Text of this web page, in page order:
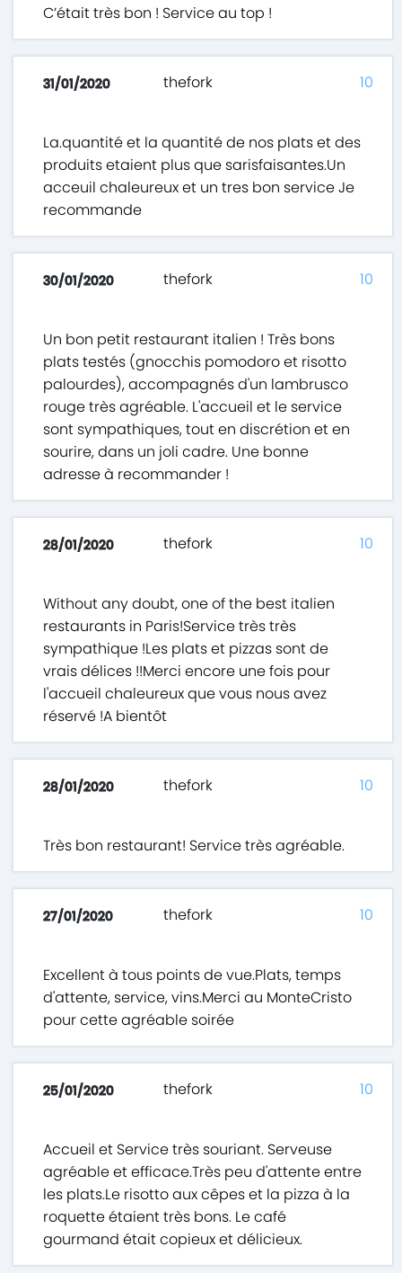
C’était très bon ! Service au top !
31/01/2020 thefork
La.quantité et la quantité de nos plats et des
produits etaient plus que sarisfaisantes.Un
acceuil chaleureux et un tres bon service Je
recommande
10
30/01/2020 thefork
Un bon petit restaurant italien ! Très bons
plats testés (gnocchis pomodoro et risotto
palourdes), accompagnés d'un lambrusco
rouge très agréable. L'accueil et le service
sont sympathiques, tout en discrétion et en
sourire, dans un joli cadre. Une bonne
adresse à recommander !
10
28/01/2020 thefork
Without any doubt, one of the best italien
restaurants in Paris!Service très très
sympathique !Les plats et pizzas sont de
vrais délices !!Merci encore une fois pour
l'accueil chaleureux que vous nous avez
réservé !A bientôt
10
28/01/2020 thefork
Très bon restaurant! Service très agréable.
10
27/01/2020 thefork
Excellent à tous points de vue.Plats, temps
d'attente, service, vins.Merci au MonteCristo
pour cette agréable soirée
10
25/01/2020 thefork
Accueil et Service très souriant. Serveuse
agréable et efficace.Très peu d'attente entre
les plats.Le risotto aux cêpes et la pizza à la
roquette étaient très bons. Le café
gourmand était copieux et délicieux.
10